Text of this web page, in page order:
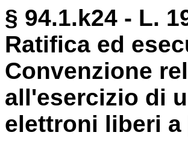
§ 94.1.k24 - L.
Ratifica ed
Convenzione
all'esercizio di
elettroni liberi a